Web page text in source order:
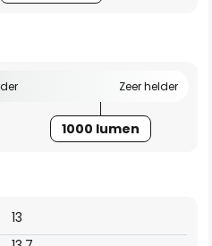
Zeer helder
1000 lumen
13